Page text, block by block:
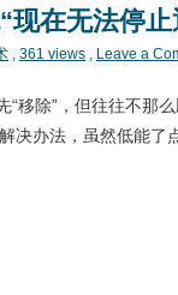
在无法停止
, 361 views , Leave a
“移除”，但往往不那
决办法，虽然低能